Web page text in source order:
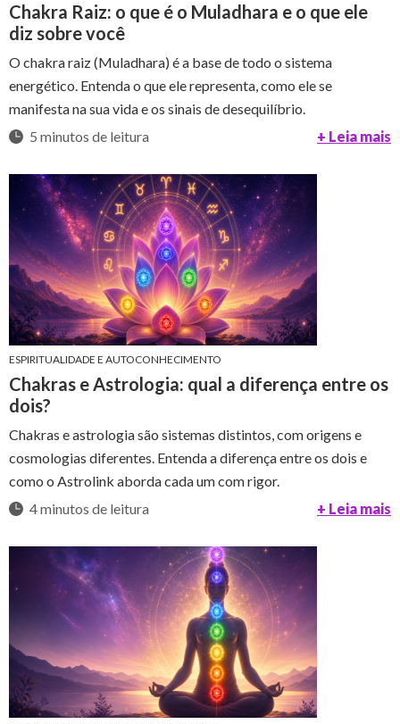
Chakra Raiz: o que é o Muladhara e o que ele
diz sobre você
O chakra raiz (Muladhara) é a base de todo o sistema
energético. Entenda o que ele representa, como ele se
manifesta na sua vida e os sinais de desequilíbrio.
5 minutos de leitura
+ Leia mais
ESPIRITUALIDADE E AUTOCONHECIMENTO
Chakras e Astrologia: qual a diferença entre os
dois?
Chakras e astrologia são sistemas distintos, com origens e
cosmologias diferentes. Entenda a diferença entre os dois e
como o Astrolink aborda cada um com rigor.
4 minutos de leitura
+ Leia mais